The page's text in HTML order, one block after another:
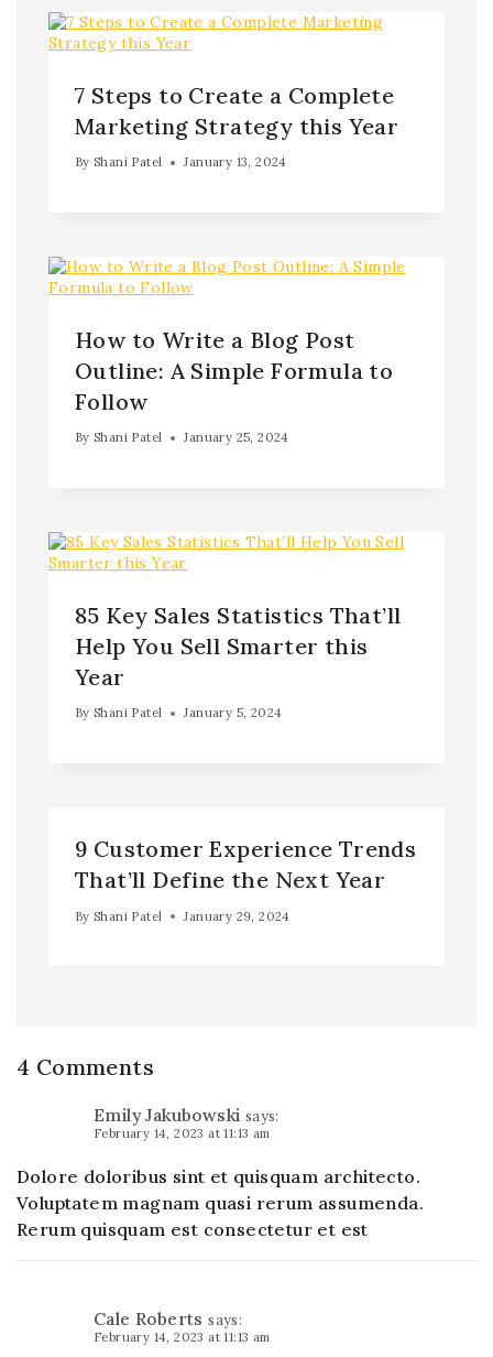
7 Steps to Create a Complete
Marketing Strategy this Year
By Shani Patel January 13, 2024
How to Write a Blog Post
Outline: A Simple Formula to
Follow
By Shani Patel January 25, 2024
85 Key Sales Statistics That’ll
Help You Sell Smarter this
Year
By Shani Patel January 5, 2024
9 Customer Experience Trends
That’ll Define the Next Year
By Shani Patel January 29, 2024
4 Comments
Emily Jakubowski says:
February 14, 2023 at 11:13 am
Dolore doloribus sint et quisquam architecto.
Voluptatem magnam quasi rerum assumenda.
Rerum quisquam est consectetur et est
Cale Roberts says:
February 14, 2023 at 11:13 am